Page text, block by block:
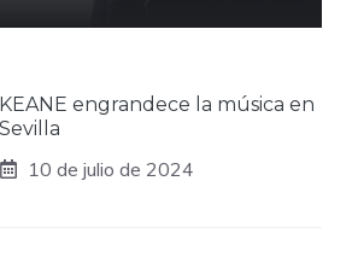
KEANE engrandece la música en
Sevilla
10 de julio de 2024